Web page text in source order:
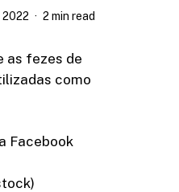
2022 2 min read
as fezes de
como
Facebook